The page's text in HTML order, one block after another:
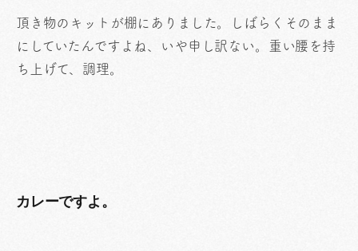
頂き物のキットが棚にありました。しばらくそのまま
にしていたんですよね、いや申し訳ない。重い腰を持
ち上げて、調理。
カレーですよ。